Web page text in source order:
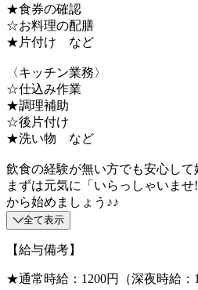
★食券の確認
☆お料理の配膳
★片付け など
〈キッチン業務〉
☆仕込み作業
★調理補助
☆後片付け
★洗い物 など
飲食の経験が無い方でも安心し
まずは元気に「いらっしゃいませ!!
から始めましょう♪♪
全て表示
【給与備考】
★通常時給：1200円（深夜時給：